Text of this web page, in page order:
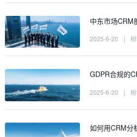
中东市场CRM
2025-6-20 |
GDPR合规的
2025-6-20 |
如何用CRM分